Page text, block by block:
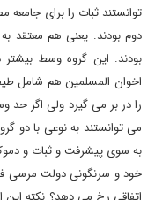
توانستند ثبات را برای جامعه
دوم بودند. یعنی هم معتقد
بودند. این گروه وسط
اخوان المسلمین هم شامل
را در بر می گیرد ولی اگر حد
می توانستند به نوعی با دو
به سوی پیشرفت و ثبات و
خود و سرنگونی دولت مرسی